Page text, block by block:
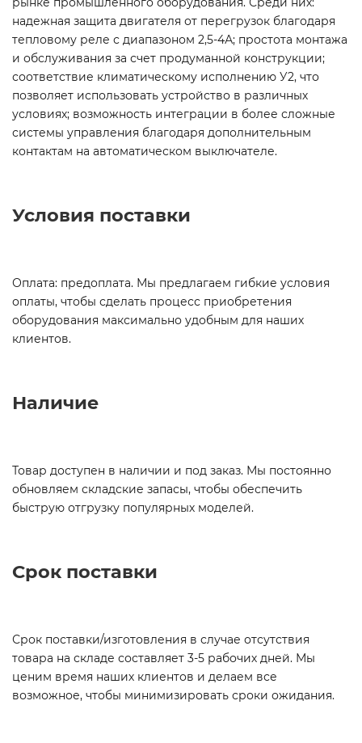
надежная защита двигателя от перегрузок благодаря
тепловому реле с диапазоном 2,5-4А; простота монтажа
и обслуживания за счет продуманной конструкции;
соответствие климатическому исполнению У2, что
позволяет использовать устройство в различных
условиях; возможность интеграции в более сложные
системы управления благодаря дополнительным
контактам на автоматическом выключателе.
Условия поставки
Оплата: предоплата. Мы предлагаем гибкие условия
оплаты, чтобы сделать процесс приобретения
оборудования максимально удобным для наших
клиентов.
Наличие
Товар доступен в наличии и под заказ. Мы постоянно
обновляем складские запасы, чтобы обеспечить
быструю отгрузку популярных моделей.
Срок поставки
Срок поставки/изготовления в случае отсутствия
товара на складе составляет 3-5 рабочих дней. Мы
ценим время наших клиентов и делаем все
возможное, чтобы минимизировать сроки ожидания.